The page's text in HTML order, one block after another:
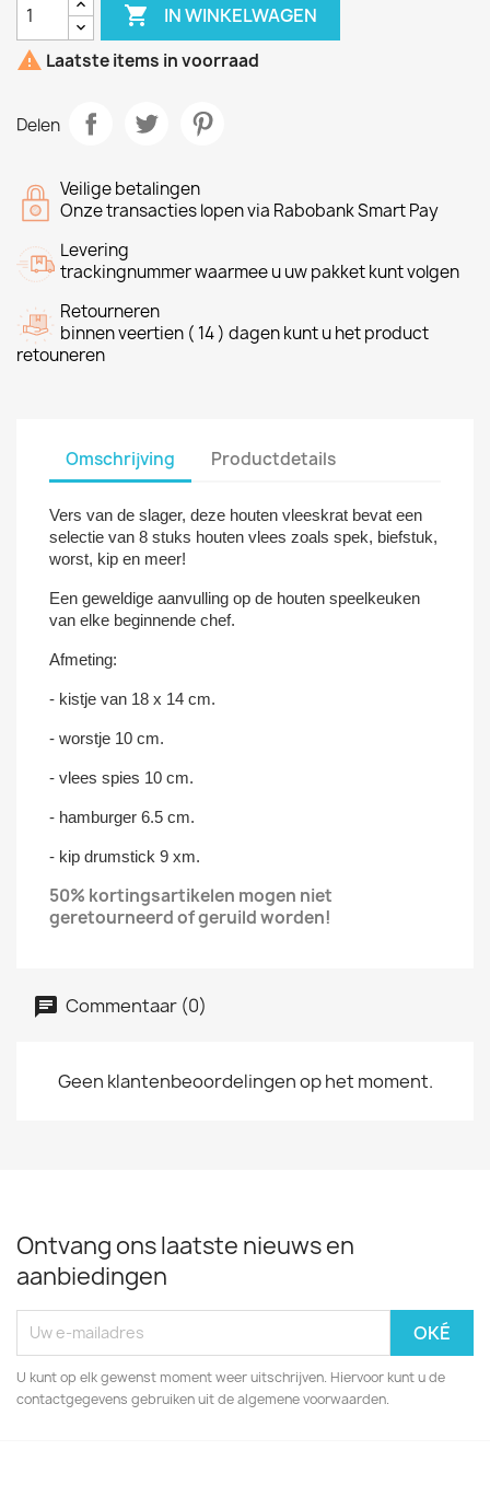
 IN WINKELWAGEN
 Laatste items in voorraad
Delen
Veilige betalingen
Onze transacties lopen via Rabobank Smart Pay
Levering
trackingnummer waarmee u uw pakket kunt volgen
Retourneren
binnen veertien ( 14 ) dagen kunt u het product
retouneren
Omschrijving Productdetails
Vers van de slager, deze houten vleeskrat bevat een
selectie van 8 stuks houten vlees zoals spek, biefstuk,
worst, kip en meer!
Een geweldige aanvulling op de houten speelkeuken
van elke beginnende chef.
Afmeting:
- kistje van 18 x 14 cm.
- worstje 10 cm.
- vlees spies 10 cm.
- hamburger 6.5 cm.
- kip drumstick 9 xm.
50% kortingsartikelen mogen niet
geretourneerd of geruild worden!
Commentaar (0)
Geen klantenbeoordelingen op het moment.
Ontvang ons laatste nieuws en
aanbiedingen
U kunt op elk gewenst moment weer uitschrijven. Hiervoor kunt u de
contactgegevens gebruiken uit de algemene voorwaarden.